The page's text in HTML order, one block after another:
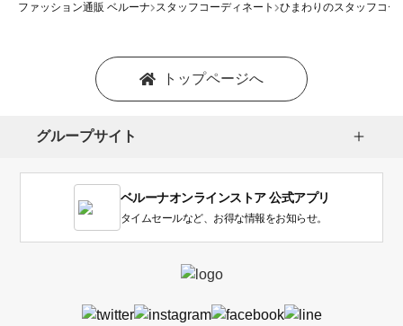
ファッション通販 ベルーナ スタッフコーディネート ひまわりのスタッフコー
トップページへ
グループサイト
ベルーナオンラインストア 公式アプリ
タイムセールなど、お得な情報をお知らせ。